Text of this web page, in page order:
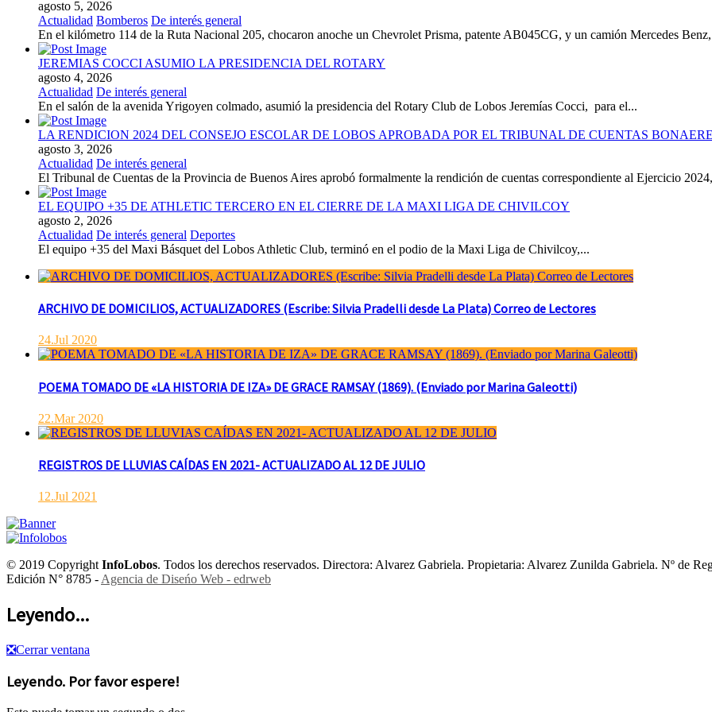
agosto 5, 2026
Actualidad Bomberos De interés general
En el kilómetro 114 de la Ruta Nacional 205, chocaron anoche un Chevrolet Prisma, patente AB045CG, y un camión Mercedes
JEREMIAS COCCI ASUMIO LA PRESIDENCIA DEL ROTARY
agosto 4, 2026
Actualidad De interés general
En el salón de la avenida Yrigoyen colmado, asumió la presidencia del Rotary Club de Lobos Jeremías Cocci, para el...
LA RENDICION 2024 DEL CONSEJO ESCOLAR DE LOBOS APROBADA POR EL TRIBUNAL DE CUENTAS
agosto 3, 2026
Actualidad De interés general
El Tribunal de Cuentas de la Provincia de Buenos Aires aprobó formalmente la rendición de cuentas correspondiente al Ejercicio
EL EQUIPO +35 DE ATHLETIC TERCERO EN EL CIERRE DE LA MAXI LIGA DE CHIVILCOY
agosto 2, 2026
Actualidad De interés general Deportes
El equipo +35 del Maxi Básquet del Lobos Athletic Club, terminó en el podio de la Maxi Liga de Chivilcoy,...
ARCHIVO DE DOMICILIOS, ACTUALIZADORES (Escribe: Silvia Pradelli desde La Plata) Correo de Lectores
24.Jul 2020
POEMA TOMADO DE «LA HISTORIA DE IZA» DE GRACE RAMSAY (1869). (Enviado por Marina Galeotti)
22.Mar 2020
REGISTROS DE LLUVIAS CAÍDAS EN 2021- ACTUALIZADO AL 12 DE JULIO
12.Jul 2021
© 2019 CopyrightInfoLobos. Todos los derechos reservados. Directora: Alvarez Gabriela. Propietaria: Alvarez Zunilda Gabriela. Nº de
Edición N° 8785 -Agencia de Diseńo Web - edrweb
Leyendo...
❎Cerrar ventana
Leyendo. Por favor espere!